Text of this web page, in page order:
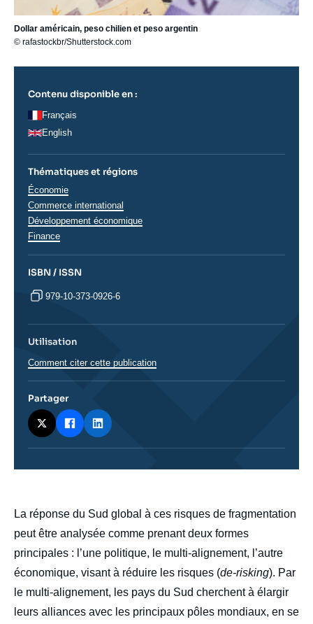
Dollar américain, peso chilien et peso argentin
© rafastockbr/Shutterstock.com
body
La réponse du Sud global à ces risques de fragmentation
peut être analysée comme prenant deux formes
principales : l’une politique, le multi-alignement, l’autre
économique, visant à réduire les risques (de-risking). Par
le multi-alignement, les pays du Sud cherchent à élargir
leurs alliances avec les principaux pôles mondiaux, en se
Contenu disponible en :
Français
English
Thématiques et régions
Thématiques
analyses
Économie
Commerce international
Développement économique
Finance
ISBN / ISSN
979-10-373-0926-6
Utilisation
Comment citer cette publication
Partager